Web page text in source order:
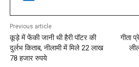
Previous article
कूड़े में फेंकी जानी थी हैरी पॉटर की
दुर्लभ किताब, नीलामी में मिले 22 लाख
78 हजार रुपये
गीता